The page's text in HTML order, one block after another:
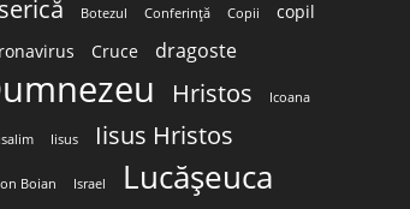
Botezul Conferință Copii
copil
Cruce dragoste
Hristos Icoana
Iisus Iisus Hristos
Boian Israel Lucășeuca